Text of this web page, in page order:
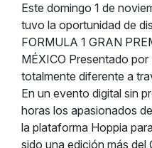
Este domingo 1 de
tuvo la oportunidad de
FORMULA 1 GRAN
MÉXICO Presentado
totalmente diferente a
En un evento digital sin
horas los apasionados
la plataforma Hoppia
sido una edición más del